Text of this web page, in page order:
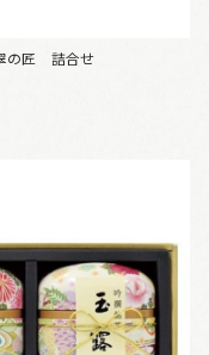
の匠 詰合せ